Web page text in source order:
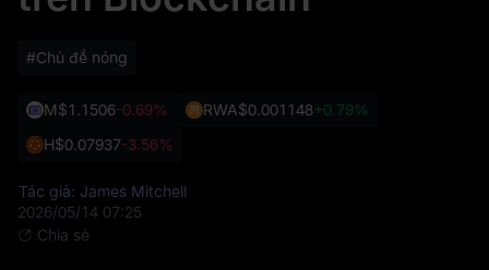
#Chủ đề nóng
M$1.1506-0.69% RWA$0.001148+0.79%
H$0.07937-3.56%
Tác giả: James Mitchell
2026/05/14 07:25
Chia sẻ